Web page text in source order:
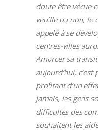
doute être vécue
veuille ou non, le
appelé à se
centres-villes
Amorcer sa
aujourd’hui,
profitant d’un
jamais, les gens
difficultés des
souhaitent les